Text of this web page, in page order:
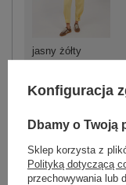
jasny żółty
Masz pytanie?
Zadzwoń+48
Konfiguracja
Dbamy o Twoją
Sklep korzysta z
Polityką dotyczącą
przechowywania lub